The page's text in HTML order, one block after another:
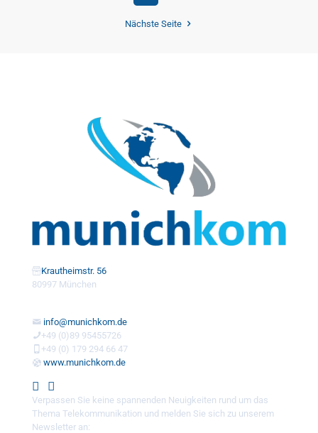
Nächste Seite
Krautheimstr. 56
80997 München
info@munichkom.de
+49 (0)89 95455726
+49 (0) 179 294 66 47
www.munichkom.de
Verpassen Sie keine spannenden Neuigkeiten rund um das
Thema Telekommunikation und melden Sie sich zu unserem
Newsletter an: